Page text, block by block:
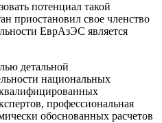
потенциал такой
приостановил свое членство
ЕврАзЭС является
детальной
национальных
профессиональная
обоснованных расчетов